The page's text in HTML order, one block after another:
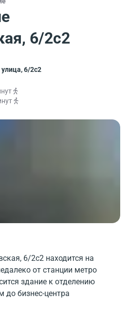
6/2с2
6/2с2
6/2с2 находится на
от станции метро
здание к отделению
бизнес-центра
добраться
от метро. Объект